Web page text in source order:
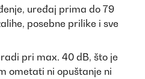
uređaj prima do 79
posebne prilike i sve
pri max. 40 dB, što je
ometati ni opuštanje ni